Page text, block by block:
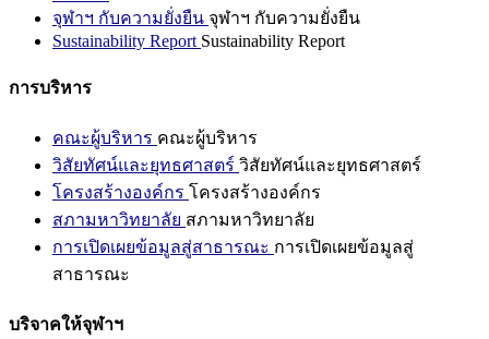
จุฬาฯ กับความยั่งยืน จุฬาฯ กับความยั่งยืน
Sustainability Report Sustainability Report
การบริหาร
คณะผู้บริหาร คณะผู้บริหาร
วิสัยทัศน์และยุทธศาสตร์ วิสัยทัศน์และยุทธศาสตร์
โครงสร้างองค์กร โครงสร้างองค์กร
สภามหาวิทยาลัย สภามหาวิทยาลัย
การเปิดเผยข้อมูลสู่สาธารณะ การเปิดเผยข้อมูลสู่
สาธารณะ
บริจาคให้จุฬาฯ